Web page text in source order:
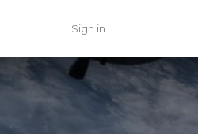
Sign in